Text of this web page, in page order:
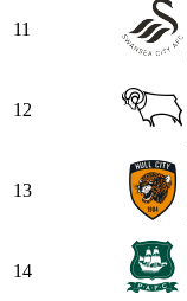
11
12
13
14